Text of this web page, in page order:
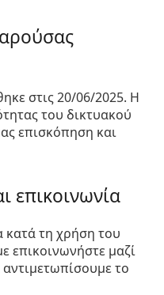
στις 20/06/2025. Η
του δικτυακού
επισκόπηση και
επικοινωνία
κατά τη χρήση του
επικοινωνήστε μαζί
το